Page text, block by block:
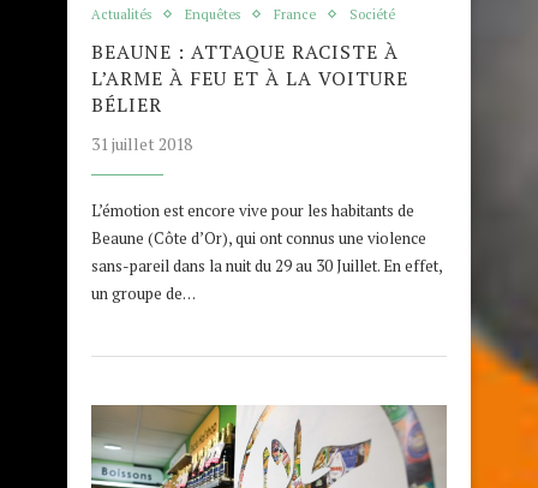
Actualités Enquêtes France Société
BEAUNE : ATTAQUE RACISTE À
L’ARME À FEU ET À LA VOITURE
BÉLIER
31 juillet 2018
L’émotion est encore vive pour les habitants de
Beaune (Côte d’Or), qui ont connus une violence
sans-pareil dans la nuit du 29 au 30 Juillet. En effet,
un groupe de…